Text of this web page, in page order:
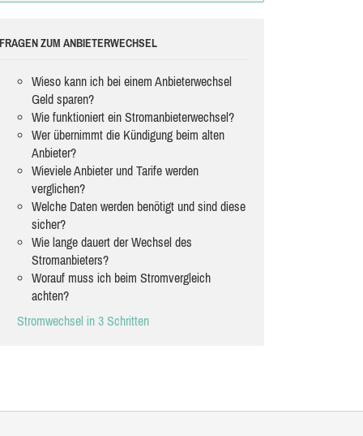
FRAGEN ZUM ANBIETERWECHSEL
Wieso kann ich bei einem Anbieterwechsel
Geld sparen?
Wie funktioniert ein Stromanbieterwechsel?
Wer übernimmt die Kündigung beim alten
Anbieter?
Wieviele Anbieter und Tarife werden
verglichen?
Welche Daten werden benötigt und sind diese
sicher?
Wie lange dauert der Wechsel des
Stromanbieters?
Worauf muss ich beim Stromvergleich
achten?
Stromwechsel in 3 Schritten